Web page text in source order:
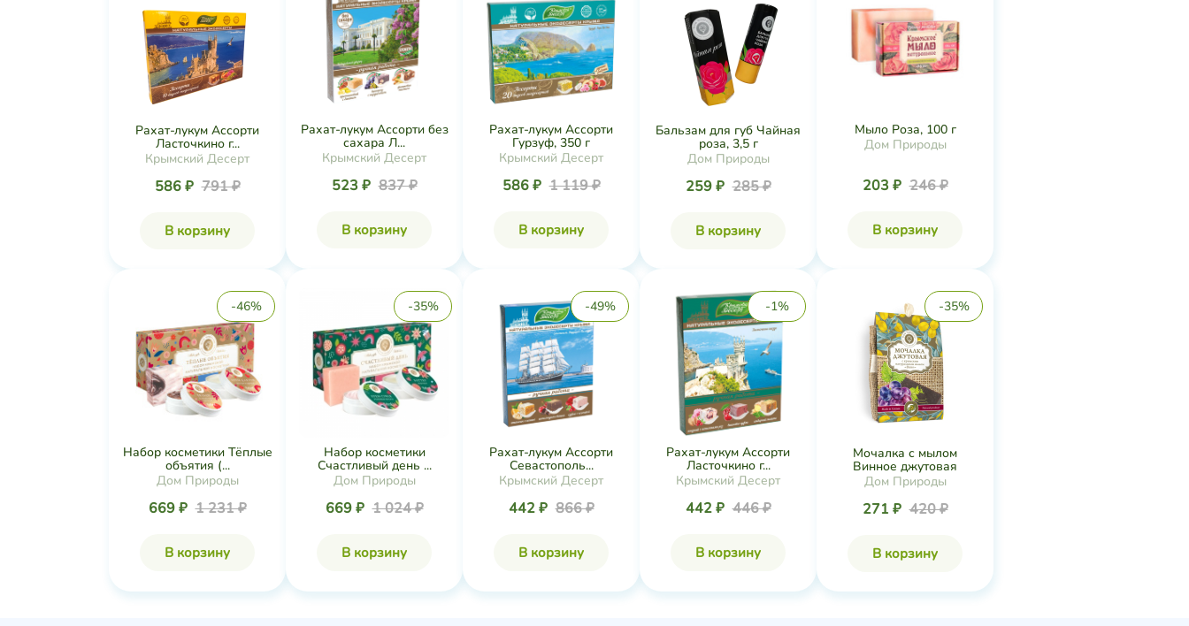
Рахат-лукум Ассорти
Ласточкино г...
Крымский Десерт
586 ₽ 791 ₽
В корзину
Рахат-лукум Ассорти без
сахара Л...
Крымский Десерт
523 ₽ 837 ₽
В корзину
Рахат-лукум Ассорти
Гурзуф, 350 г
Крымский Десерт
586 ₽ 1 119 ₽
В корзину
Бальзам для губ Чайная
роза, 3,5 г
Дом Природы
259 ₽ 285 ₽
В корзину
Мыло Роза, 100 г
Дом Природы
203 ₽ 246 ₽
В корзину
-46%
Набор косметики Тёплые
объятия (...
Дом Природы
669 ₽ 1 231 ₽
В корзину
-35%
Набор косметики
Счастливый день ...
Дом Природы
669 ₽ 1 024 ₽
В корзину
-49%
Рахат-лукум Ассорти
Севастополь...
Крымский Десерт
442 ₽ 866 ₽
В корзину
-1%
Рахат-лукум Ассорти
Ласточкино г...
Крымский Десерт
442 ₽ 446 ₽
В корзину
-35%
Мочалка с мылом
Винное джутовая
Дом Природы
271 ₽ 420 ₽
В корзину